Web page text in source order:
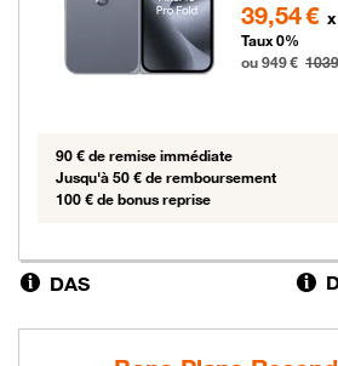
39,54 €
Taux 0%
ou 949 €
90 € de remise immédiate
Jusqu'à 50 € de remboursement
100 € de bonus reprise
DAS